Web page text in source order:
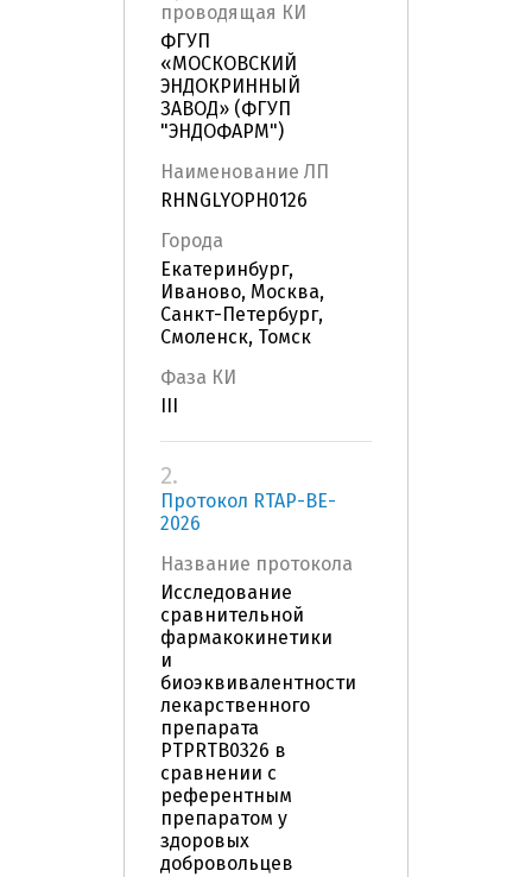
проводящая КИ
ФГУП
«МОСКОВСКИЙ
ЭНДОКРИННЫЙ
ЗАВОД» (ФГУП
"ЭНДОФАРМ")
Наименование ЛП
RHNGLYOPH0126
Города
Екатеринбург,
Иваново, Москва,
Санкт-Петербург,
Смоленск, Томск
Фаза КИ
2.
Протокол RTAP-BE-
2026
Название протокола
Исследование
сравнительной
фармакокинетики
и
биоэквивалентности
лекарственного
препарата
PTPRTB0326 в
сравнении с
референтным
препаратом у
здоровых
добровольцев